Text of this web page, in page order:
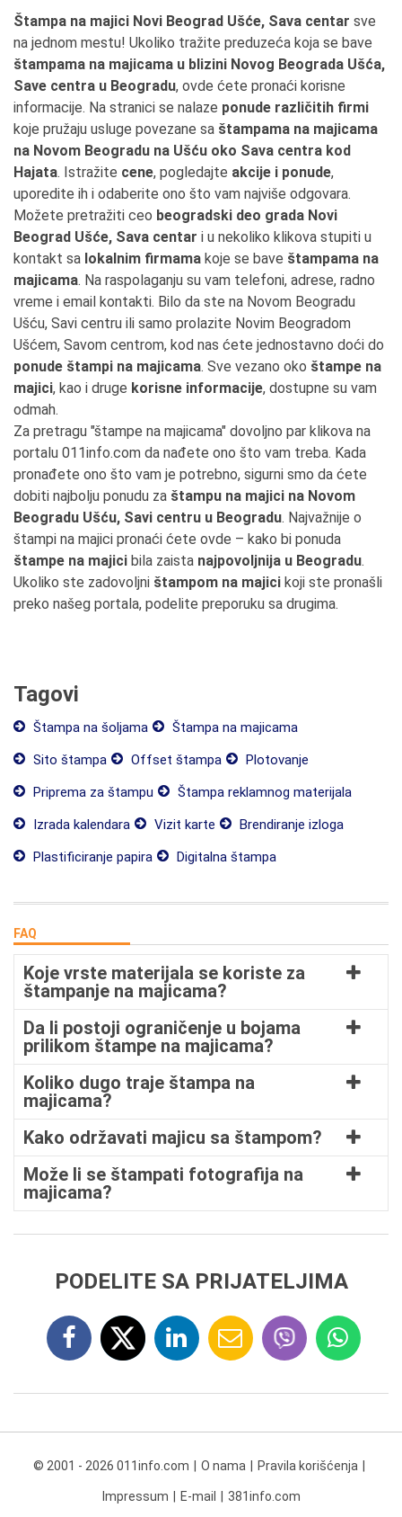
Štampa na majici Novi Beograd Ušće, Sava centar sve
na jednom mestu! Ukoliko tražite preduzeća koja se bave
štampama na majicama u blizini Novog Beograda Ušća,
Save centra u Beogradu, ovde ćete pronaći korisne
informacije. Na stranici se nalaze ponude različitih firmi
koje pružaju usluge povezane sa štampama na majicama
na Novom Beogradu na Ušću oko Sava centra kod
Hajata. Istražite cene, pogledajte akcije i ponude,
uporedite ih i odaberite ono što vam najviše odgovara.
Možete pretražiti ceo beogradski deo grada Novi
Beograd Ušće, Sava centar i u nekoliko klikova stupiti u
kontakt sa lokalnim firmama koje se bave štampama na
majicama. Na raspolaganju su vam telefoni, adrese, radno
vreme i email kontakti. Bilo da ste na Novom Beogradu
Ušću, Savi centru ili samo prolazite Novim Beogradom
Ušćem, Savom centrom, kod nas ćete jednostavno doći do
ponude štampi na majicama. Sve vezano oko štampe na
majici, kao i druge korisne informacije, dostupne su vam
odmah.
Za pretragu "štampe na majicama" dovoljno par klikova na
portalu 011info.com da nađete ono što vam treba. Kada
pronađete ono što vam je potrebno, sigurni smo da ćete
dobiti najbolju ponudu za štampu na majici na Novom
Beogradu Ušću, Savi centru u Beogradu. Najvažnije o
štampi na majici pronaći ćete ovde – kako bi ponuda
štampe na majici bila zaista najpovoljnija u Beogradu.
Ukoliko ste zadovoljni štampom na majici koji ste pronašli
preko našeg portala, podelite preporuku sa drugima.
Tagovi
Štampa na šoljama
Štampa na majicama
Sito štampa
Offset štampa
Plotovanje
Priprema za štampu
Štampa reklamnog materijala
Izrada kalendara
Vizit karte
Brendiranje izloga
Plastificiranje papira
Digitalna štampa
FAQ
Koje vrste materijala se koriste za
štampanje na majicama?
Da li postoji ograničenje u bojama
prilikom štampe na majicama?
Koliko dugo traje štampa na
majicama?
Kako održavati majicu sa štampom?
Može li se štampati fotografija na
majicama?
PODELITE SA PRIJATELJIMA
© 2001 - 2026 011info.com O nama Pravila korišćenja
Impressum E-mail 381info.com